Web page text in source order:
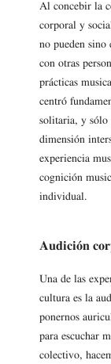
Al concebir la
corporal y
no pueden sino
con otras
prácticas
centró
solitaria, y sólo
dimensión
experiencia
cognición
individual.
Audición
Una de las
cultura es la
ponernos
para escuchar
colectivo,